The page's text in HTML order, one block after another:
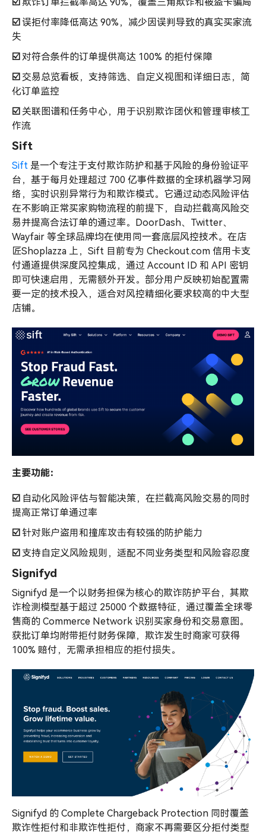
☑️ 误拒付率降低高达 90%，减少因误判导致的真实买家流
失
☑️ 对符合条件的订单提供高达 100% 的拒付保障
☑️ 交易总览看板，支持筛选、自定义视图和详细日志，简
化订单监控
☑️ 关联图谱和任务中心，用于识别欺诈团伙和管理审核工
作流
Sift
Sift 是一个专注于支付欺诈防护和基于风险的身份验证平
台，基于每月处理超过 700 亿事件数据的全球机器学习网
络，实时识别异常行为和欺诈模式。它通过动态风险评估
在不影响正常买家购物流程的前提下，自动拦截高风险交
易并提高合法订单的通过率。DoorDash、Twitter、
Wayfair 等全球品牌均在使用同一套底层风控技术。在店
匠Shoplazza 上，Sift 目前专为 Checkout.com 信用卡支
付通道提供深度风控集成，通过 Account ID 和 API 密钥
即可快速启用，无需额外开发。部分用户反映初始配置需
要一定的技术投入，适合对风控精细化要求较高的中大型
店铺。
主要功能：
☑️ 自动化风险评估与智能决策，在拦截高风险交易的同时
提高正常订单通过率
☑️ 针对账户盗用和撞库攻击有较强的防护能力
☑️ 支持自定义风险规则，适配不同业务类型和风险容忍度
Signifyd
Signifyd 是一个以财务担保为核心的欺诈防护平台，其欺
诈检测模型基于超过 25000 个数据特征，通过覆盖全球零
售商的 Commerce Network 识别买家身份和交易意图。
获批订单均附带拒付财务保障，欺诈发生时商家可获得
100% 赔付，无需承担相应的拒付损失。
Signifyd 的 Complete Chargeback Protection 同时覆盖
欺诈性拒付和非欺诈性拒付，商家不再需要区分拒付类型